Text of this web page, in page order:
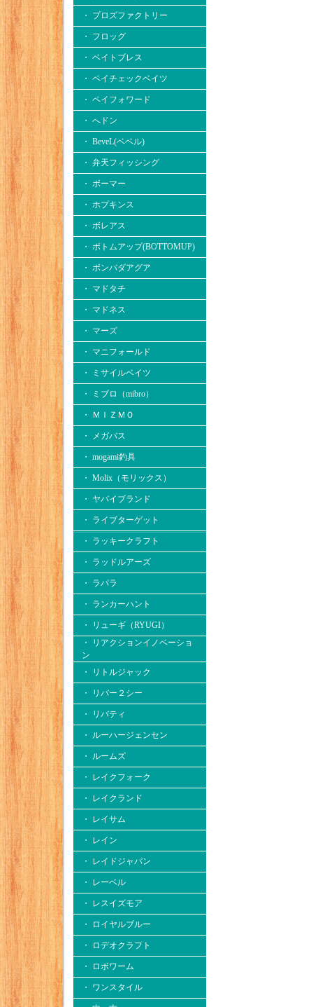
・ プロズファクトリー
・ フロッグ
・ ベイトブレス
・ ペイチェックベイツ
・ ペイフォワード
・ へドン
・ BeveL(ベベル)
・ 弁天フィッシング
・ ボーマー
・ ホプキンス
・ ボレアス
・ ボトムアップ(BOTTOMUP)
・ ボンバダアグア
・ マドタチ
・ マドネス
・ マーズ
・ マニフォールド
・ ミサイルベイツ
・ ミブロ（mibro）
・ ＭＩＺＭＯ
・ メガバス
・ mogami釣具
・ Molix（モリックス）
・ ヤバイブランド
・ ライブターゲット
・ ラッキークラフト
・ ラッドルアーズ
・ ラパラ
・ ランカーハント
・ リューギ（RYUGI）
・ リアクションイノベーショ
ン
・ リトルジャック
・ リバー２シー
・ リバティ
・ ルーハージェンセン
・ ルームズ
・ レイクフォーク
・ レイクランド
・ レイサム
・ レイン
・ レイドジャパン
・ レーベル
・ レスイズモア
・ ロイヤルブルー
・ ロデオクラフト
・ ロボワーム
・ ワンスタイル